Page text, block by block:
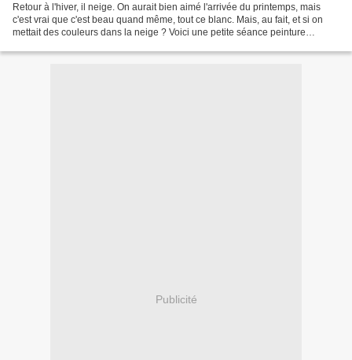
Retour à l'hiver, il neige. On aurait bien aimé l'arrivée du printemps, mais
c'est vrai que c'est beau quand même, tout ce blanc. Mais, au fait, et si on
mettait des couleurs dans la neige ? Voici une petite séance peinture
Publicité